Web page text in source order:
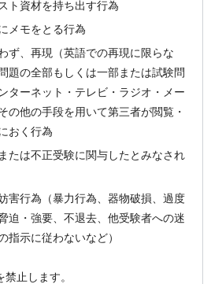
ト資材を持ち出す行為
メモをとる行為
ず、再現（英語での再現に限らな
題の全部もしくは一部または試験問
ターネット・テレビ・ラジオ・メー
の他の手段を用いて第三者が閲覧・
おく行為
たは不正受験に関与したとみなされ
害行為（暴力行為、器物破損、過度
迫・強要、不退去、他受験者への迷
指示に従わないなど）
止します。